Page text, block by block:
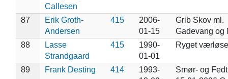
Callesen
87
Erik Groth-
Andersen
415
2006-
01-15
Grib Skov ml.
Gadevang og
88
Lasse
Strandgaard
415
1990-
01-01
Ryget værløse
89 Frank Desting 414
1993-
Smør- og